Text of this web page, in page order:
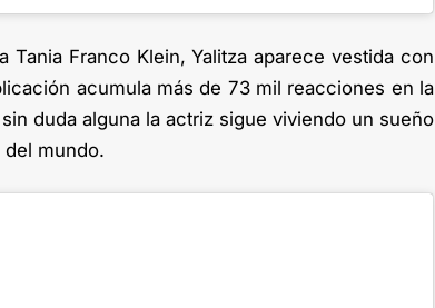
Tania Franco Klein, Yalitza aparece vestida con
acumula más de 73 mil reacciones en la
duda alguna la actriz sigue viviendo un sueño
mundo.